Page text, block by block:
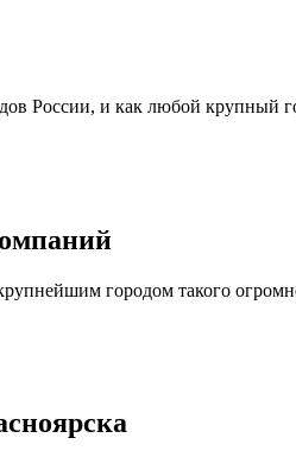
России, и как любой крупный
городом такого